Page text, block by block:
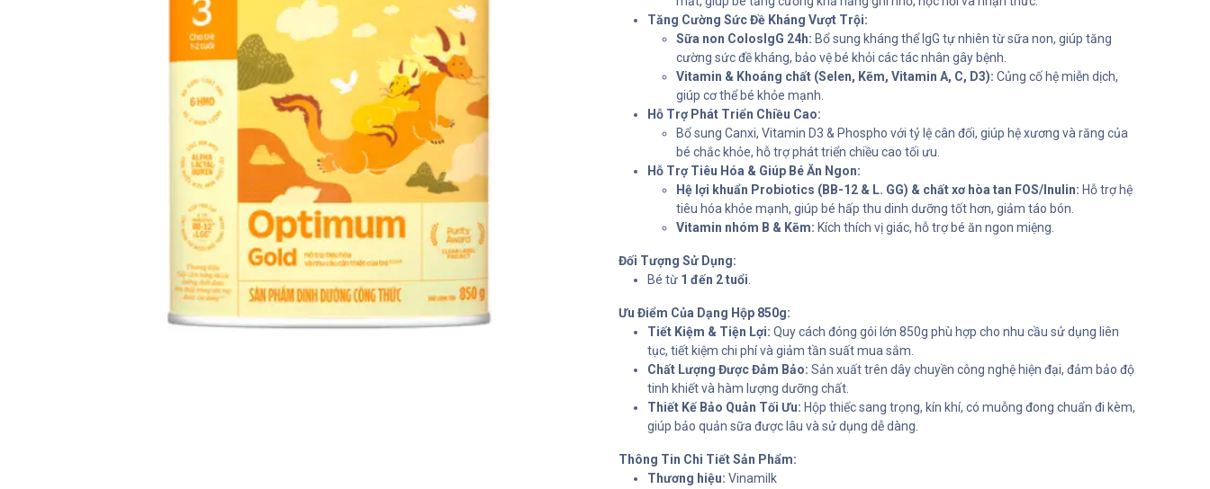
Tăng Cường Sức Đề Kháng Vượt Trội:
Sữa non ColosIgG 24h: Bổ sung kháng thể IgG tự nhiên từ sữa non, giúp tăng
cường sức đề kháng, bảo vệ bé khỏi các tác nhân gây bệnh.
Vitamin & Khoáng chất (Selen, Kẽm, Vitamin A, C, D3): Củng cố hệ miễn dịch,
giúp cơ thể bé khỏe mạnh.
Hỗ Trợ Phát Triển Chiều Cao:
Bổ sung Canxi, Vitamin D3 & Phospho với tỷ lệ cân đối, giúp hệ xương và răng của
bé chắc khỏe, hỗ trợ phát triển chiều cao tối ưu.
Hỗ Trợ Tiêu Hóa & Giúp Bé Ăn Ngon:
Hệ lợi khuẩn Probiotics (BB-12 & L. GG) & chất xơ hòa tan FOS/Inulin: Hỗ trợ hệ
tiêu hóa khỏe mạnh, giúp bé hấp thu dinh dưỡng tốt hơn, giảm táo bón.
Vitamin nhóm B & Kẽm: Kích thích vị giác, hỗ trợ bé ăn ngon miệng.
Đối Tượng Sử Dụng:
Bé từ 1 đến 2 tuổi
Ưu Điểm Của Dạng Hộp 850g:
Tiết Kiệm & Tiện Lợi: Quy cách đóng gói lớn 850g phù hợp cho nhu cầu sử dụng liên
tục, tiết kiệm chi phí và giảm tần suất mua sắm.
Chất Lượng Được Đảm Bảo: Sản xuất trên dây chuyền công nghệ hiện đại, đảm bảo độ
tinh khiết và hàm lượng dưỡng chất.
Thiết Kế Bảo Quản Tối Ưu: Hộp thiếc sang trọng, kín khí, có muỗng đong chuẩn đi kèm,
giúp bảo quản sữa được lâu và sử dụng dễ dàng.
Thông Tin Chi Tiết Sản Phẩm:
Thương hiệu: Vinamilk